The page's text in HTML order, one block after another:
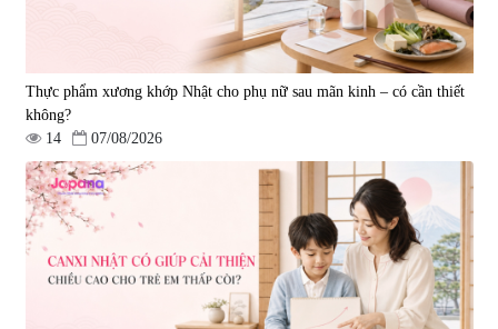
Thực phẩm xương khớp Nhật cho phụ nữ sau mãn kinh – có cần thiết
không?
14
07/08/2026